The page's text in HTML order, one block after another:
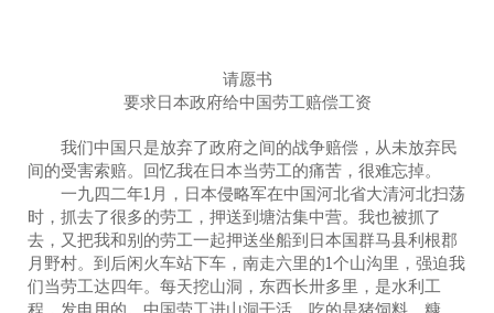
请愿书
要求日本政府给中国劳工赔偿工资
我们中国只是放弃了政府之间的战争赔偿，从未放弃民
间的受害索赔。回忆我在日本当劳工的痛苦，很难忘掉。
一九四二年1月，日本侵略军在中国河北省大清河北扫荡
时，抓去了很多的劳工，押送到塘沽集中营。我也被抓了
去，又把我和别的劳工一起押送坐船到日本国群马县利根郡
月野村。到后闲火车站下车，南走六里的1个山沟里，强迫我
们当劳工达四年。每天挖山洞，东西长卅多里，是水利工
程，发电用的。中国劳工进山洞干活，吃的是猪饲料、糠